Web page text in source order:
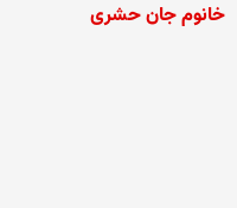
خانوم جان حشری